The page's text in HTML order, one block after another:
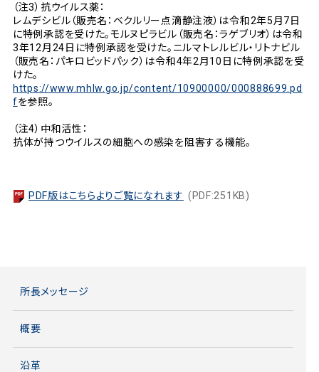
（注3）抗ウイルス薬：
レムデシビル（販売名：ベクルリー点滴静注液）は令和2年5月7日
に特例承認を受けた。モルヌピラビル（販売名：ラゲブリオ）は令和
3年12月24日に特例承認を受けた。ニルマトレルビル・リトナビル
（販売名：パキロビッドパック）は令和4年2月10日に特例承認を受
けた。
https://www.mhlw.go.jp/content/10900000/000888699.pd
fを参照。
（注4）中和活性：
抗体が持つウイルスの細胞への感染を阻害する機能。
PDF版はこちらよりご覧になれます (PDF:251KB)
所長メッセージ
概要
沿革